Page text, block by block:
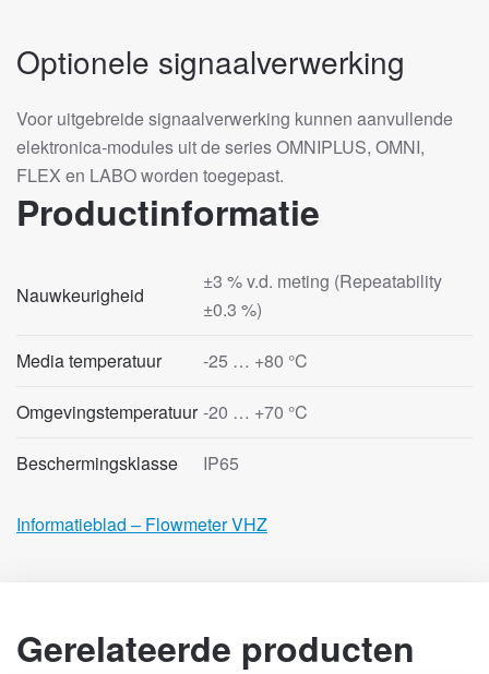
Optionele signaalverwerking
Voor uitgebreide signaalverwerking kunnen aanvullende
elektronica‑modules uit de series OMNIPLUS, OMNI,
FLEX en LABO worden toegepast.
Productinformatie
Nauwkeurigheid
±3 % v.d. meting (Repeatability
±0.3 %)
Media temperatuur -25 … +80 °C
Omgevingstemperatuur -20 … +70 °C
Beschermingsklasse IP65
Informatieblad – Flowmeter VHZ
Gerelateerde producten